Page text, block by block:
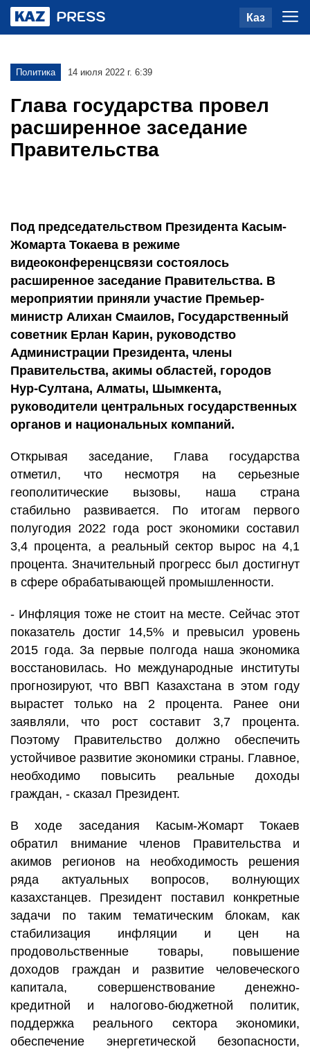
Каз
Политика 14 июля 2022 г. 6:39
Глава государства провел
расширенное заседание
Правительства
Под председательством Президента Касым-
Жомарта Токаева в режиме
видеоконференцсвязи состоялось
расширенное заседание Правительства. В
мероприятии приняли участие Премьер-
министр Алихан Смаилов, Государственный
советник Ерлан Карин, руководство
Администрации Президента, члены
Правительства, акимы областей, городов
Нур-Султана, Алматы, Шымкента,
руководители центральных государственных
органов и национальных компаний.
Открывая заседание, Глава государства
отметил, что несмотря на серьезные
геополитические вызовы, наша страна
стабильно развивается. По итогам первого
полугодия 2022 года рост экономики составил
3,4 процента, а реальный сектор вырос на 4,1
процента. Значительный прогресс был достигнут
в сфере обрабатывающей промышленности.
- Инфляция тоже не стоит на месте. Сейчас этот
показатель достиг 14,5% и превысил уровень
2015 года. За первые полгода наша экономика
восстановилась. Но международные институты
прогнозируют, что ВВП Казахстана в этом году
вырастет только на 2 процента. Ранее они
заявляли, что рост составит 3,7 процента.
Поэтому Правительство должно обеспечить
устойчивое развитие экономики страны. Главное,
необходимо повысить реальные доходы
граждан, - сказал Президент.
В ходе заседания Касым-Жомарт Токаев
обратил внимание членов Правительства и
акимов регионов на необходимость решения
ряда актуальных вопросов, волнующих
казахстанцев. Президент поставил конкретные
задачи по таким тематическим блокам, как
стабилизация инфляции и цен на
продовольственные товары, повышение
доходов граждан и развитие человеческого
капитала, совершенствование денежно-
кредитной и налогово-бюджетной политик,
поддержка реального сектора экономики,
обеспечение энергетической безопасности,